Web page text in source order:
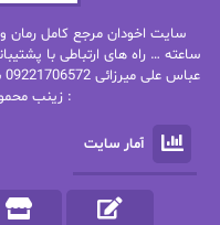
پاتریشیا ویلسون
پرستو مهاجر
ساعته … راه های ارتباطی با
: زینب محمودآبادی
آمار سایت